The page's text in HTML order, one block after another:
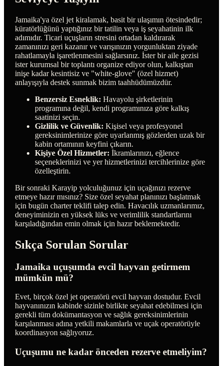
Jamaika'ya özel jet kiralamak, basit bir ulaşımın ötesindedir;
küratörlüğünü yaptığınız bir tatilin veya iş seyahatinin ilk
adımıdır. Ticari uçuşların stresini ortadan kaldırarak
zamanınızı geri kazanır ve varışınızın yorgunluktan ziyade
rahatlamayla işaretlenmesini sağlarsınız. İster bir aile gezisi
ister kurumsal bir toplantı organize ediyor olun, kalkıştan
inişe kadar kesintisiz ve "white-glove" (özel hizmet)
anlayışıyla destek sunmak bizim taahhüdümüzdür.
Benzersiz Esneklik: Havayolu şirketlerinin
programına değil, kendi programınıza göre kalkış
saatinizi seçin.
Gizlilik ve Güvenlik: Kişisel veya profesyonel
gereksinimlerinize göre uyarlanmış gözlerden uzak bir
kabin ortamının keyfini çıkarın.
Kişiye Özel Hizmetler: İkramlarınızı, eğlence
seçeneklerinizi ve yer hizmetlerinizi tercihlerinize göre
özelleştirin.
Bir sonraki Karayip yolculuğunuz için uçağınızı rezerve
etmeye hazır mısınız? Size özel seyahat planınızı başlatmak
için bugün charter teklifi talep edin. Havacılık uzmanlarımız,
deneyiminizin en yüksek lüks ve verimlilik standartlarını
karşıladığından emin olmak için hazır beklemektedir.
Sıkça Sorulan Sorular
Jamaika uçuşumda evcil hayvan getirmem
mümkün mü?
Evet, birçok özel jet operatörü evcil hayvan dostudur. Evcil
hayvanınızın kabinde sizinle birlikte seyahat edebilmesi için
gerekli tüm dokümantasyon ve sağlık gereksinimlerinin
karşılanması adına yetkili makamlarla ve uçak operatörüyle
koordinasyon sağlıyoruz.
Uçuşumu ne kadar önceden rezerve etmeliyim?